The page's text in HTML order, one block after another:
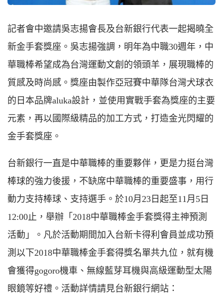
記者會中邀請吳志揚會長及台新銀行代表一起揭曉全
新金手套獎座。吳志揚強調，明年為中職30週年，中
華職棒希望成為台灣運動文創的領頭羊，展現職棒的
質感及時尚感。獎座由製作亞冠賽中華隊台灣犬球衣
的日本品牌aluka設計，並使用實戰手套為獎座的主要
元素，再以國際級精品的加工方式，打造金光閃耀的
金手套獎座。
台新銀行一直是中華職棒的重要夥伴，更是力挺台灣
棒球的強力後援，不缺席中華職棒的重要盛事，用行
動力支持棒球、支持選手。於10月23日起至11月5日
12:00止，舉辦「2018中華職棒金手套獎得主神預測
活動」。凡於活動期間加入台新卡得利會員並成功預
測以下2018中華職棒金手套得獎名單共九位，就有機
會獲得gogoro機車、無線藍芽耳機與高級運動型太陽
眼鏡等好禮。活動詳情請見台新銀行網站：